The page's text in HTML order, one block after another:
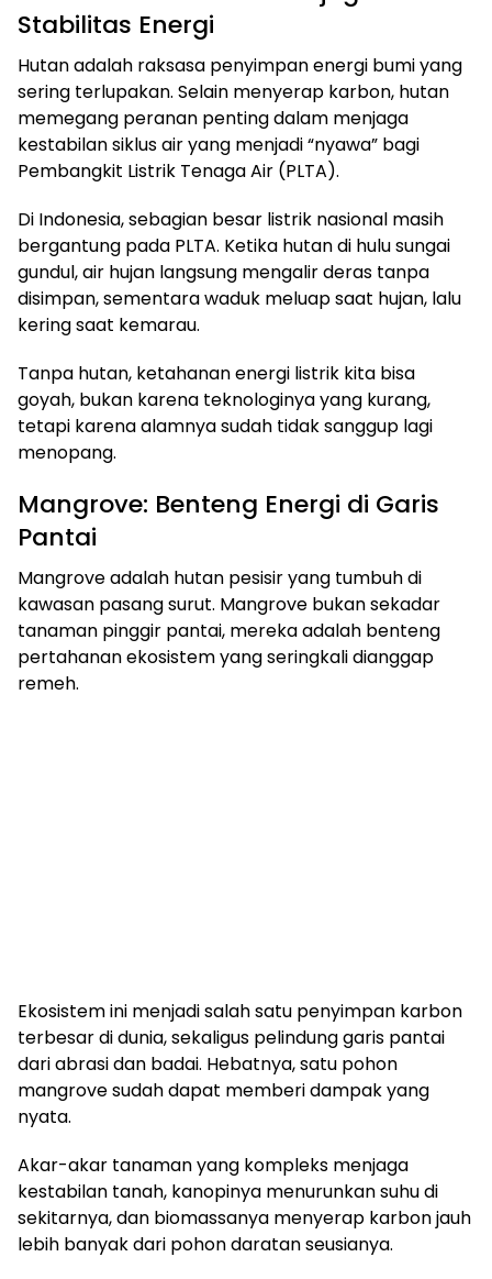
Stabilitas Energi
Hutan adalah raksasa penyimpan energi bumi yang
sering terlupakan. Selain menyerap karbon, hutan
memegang peranan penting dalam menjaga
kestabilan siklus air yang menjadi “nyawa” bagi
Pembangkit Listrik Tenaga Air (PLTA).
Di Indonesia, sebagian besar listrik nasional masih
bergantung pada PLTA. Ketika hutan di hulu sungai
gundul, air hujan langsung mengalir deras tanpa
disimpan, sementara waduk meluap saat hujan, lalu
kering saat kemarau.
Tanpa hutan, ketahanan energi listrik kita bisa
goyah, bukan karena teknologinya yang kurang,
tetapi karena alamnya sudah tidak sanggup lagi
menopang.
Mangrove: Benteng Energi di Garis
Pantai
Mangrove adalah hutan pesisir yang tumbuh di
kawasan pasang surut. Mangrove bukan sekadar
tanaman pinggir pantai, mereka adalah benteng
pertahanan ekosistem yang seringkali dianggap
remeh.
Ekosistem ini menjadi salah satu penyimpan karbon
terbesar di dunia, sekaligus pelindung garis pantai
dari abrasi dan badai. Hebatnya, satu pohon
mangrove sudah dapat memberi dampak yang
nyata.
Akar-akar tanaman yang kompleks menjaga
kestabilan tanah, kanopinya menurunkan suhu di
sekitarnya, dan biomassanya menyerap karbon jauh
lebih banyak dari pohon daratan seusianya.